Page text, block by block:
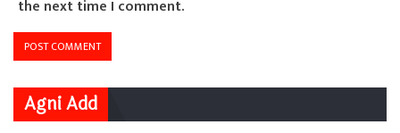
the next time I comment.
Agni Add